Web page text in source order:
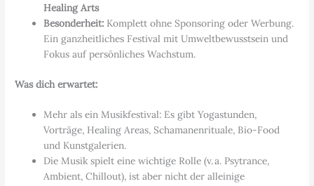
Healing Arts
Besonderheit: Komplett ohne Sponsoring oder Werbung.
Ein ganzheitliches Festival mit Umweltbewusstsein und
Fokus auf persönliches Wachstum.
Was dich erwartet:
Mehr als ein Musikfestival: Es gibt Yogastunden,
Vorträge, Healing Areas, Schamanenrituale, Bio-Food
und Kunstgalerien.
Die Musik spielt eine wichtige Rolle (v. a. Psytrance,
Ambient, Chillout), ist aber nicht der alleinige